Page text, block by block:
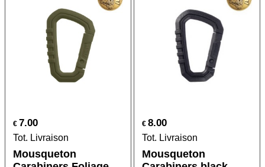
€ 7.00
Tot. Livraison
Mousqueton
€ 8.00
Tot. Livraison
Mousqueton